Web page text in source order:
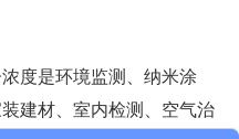
度是环境监测、纳米涂
建材、室内检测、空气治